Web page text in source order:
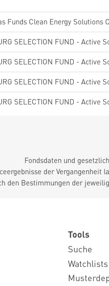
Funds Clean Energy Solutions
SELECTION FUND - Active
SELECTION FUND - Active
SELECTION FUND - Active
SELECTION FUND - Active
Fondsdaten und
der Vergangenheit
den Bestimmungen der
Tools
Suche
Watchlists